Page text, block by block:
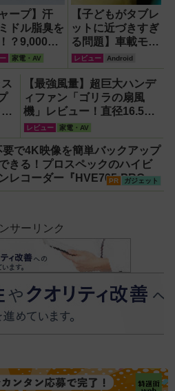
ープ】汗
ドル脂臭を
？9,000円
売れる高級
ィファン
HS01』が
る
家電・AV
【子どもがタブレ
ットに近づきすぎ
る問題】車載モニ
ターをAndroid化
するオットキャス
ト「OTTOAIBOX
P3 Pro」を試し
てみた結果
レビュー Android
【最強風量】超巨大ハンデ
ィファン「ゴリラの扇風
機」レビュー！直径16.5cm
の巨大ファンで想像以上の
涼しさを体感
レビュー 家電・AV
要で4K映像を簡単バックアップ
きる！プロスペックのハイビ
レコーダー『HVE705-PRO』
PR ガジェット
サーリンク